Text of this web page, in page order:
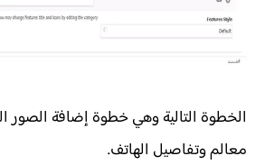
الخطوة التالية وهي خطوة إضافة الصور
معالم وتفاصيل الهاتف.